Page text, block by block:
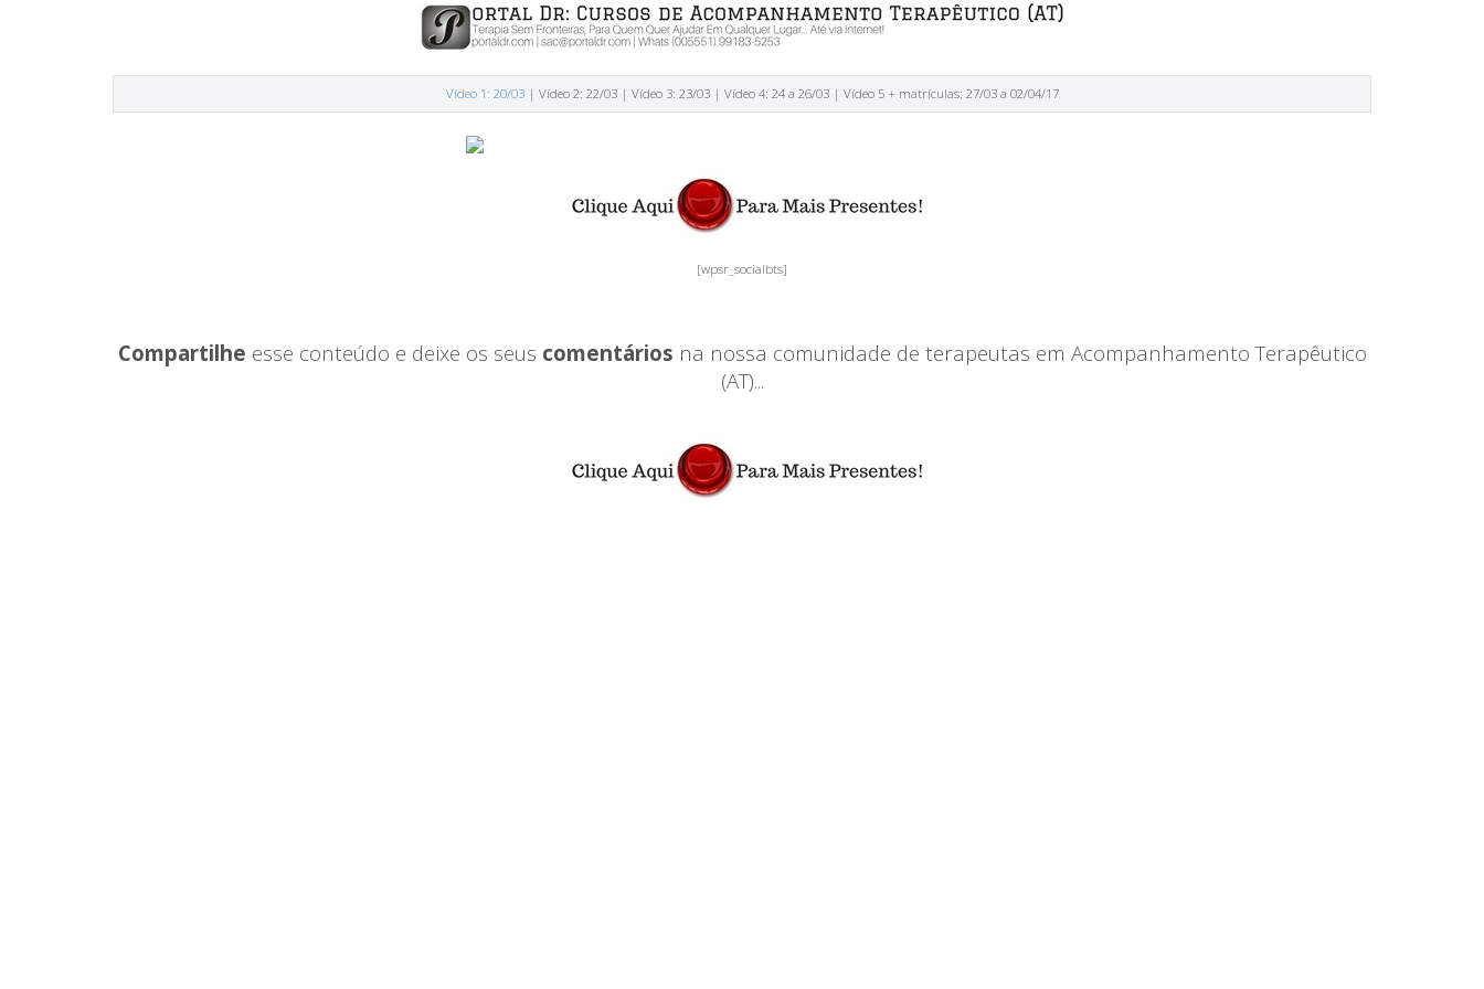
Vídeo 1: 20/03| Vídeo 2: 22/03 | Vídeo 3: 23/03 | Vídeo 4: 24 a 26/03 | Vídeo 5 + matrículas: 27/03 a 02/04/17
[wpsr_socialbts]
Compartilhe esse conteúdo e deixe os seus comentários na nossa comunidade de terapeutas em Acompanhamento Terapêutico
(AT)...